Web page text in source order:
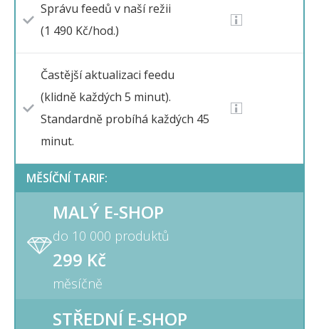
Správu feedů v naší režii
(1 490 Kč/hod.)
Častější aktualizaci feedu
(klidně každých 5 minut).
Standardně probíhá každých 45
minut.
MĚSÍČNÍ TARIF:
MALÝ E-SHOP
do 10 000 produktů
299 Kč
měsíčně
STŘEDNÍ E-SHOP